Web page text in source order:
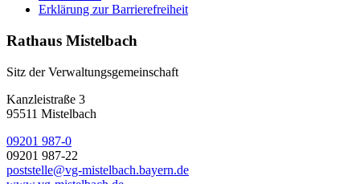
Erklärung zur Barrierefreiheit
Rathaus Mistelbach
Sitz der Verwaltungsgemeinschaft
Kanzleistraße 3
95511 Mistelbach
09201 987-0
09201 987-22
poststelle@vg-mistelbach.bayern.de